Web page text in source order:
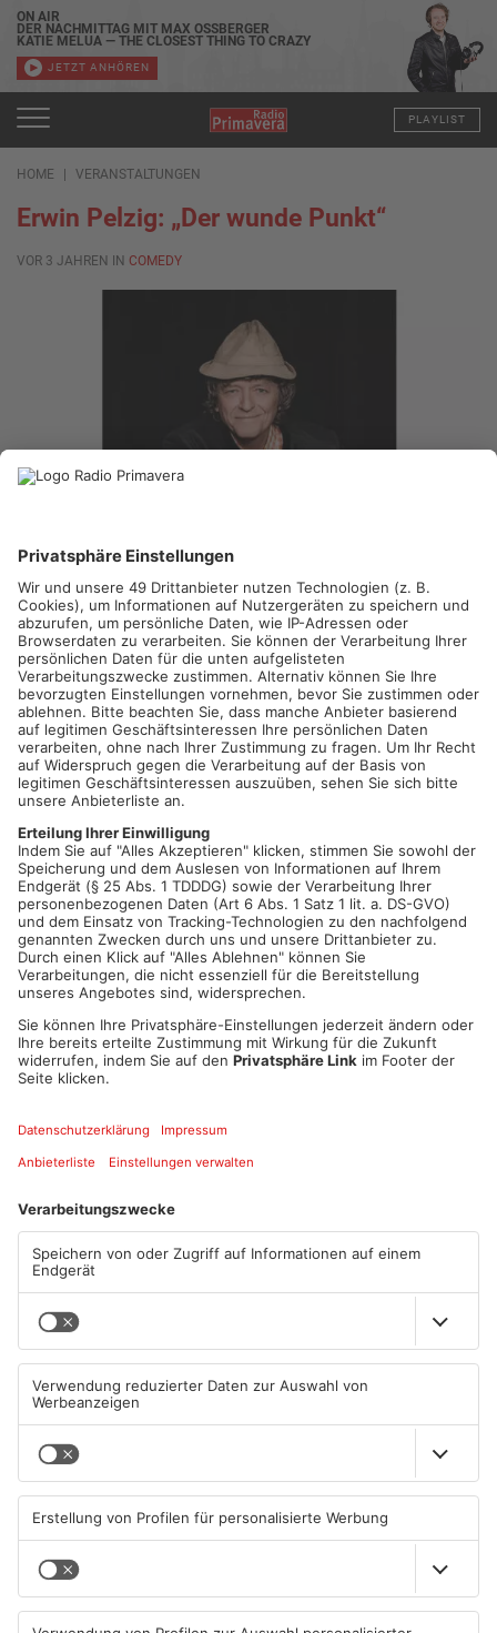
ON AIR
DER NACHMITTAG MIT MAX OSSBERGER
KATIE MELUA — THE CLOSEST THING TO CRAZY
JETZT ANHÖREN
PLAYLIST
HOME VERANSTALTUNGEN
Erwin Pelzig: „Der wunde Punkt“
VOR 3 JAHREN IN COMEDY
Erwin Pelzig, Hartmut und Dr. Göbel sind wieder da! Mitten im
Corona-Sommer 2021 feierte Frank-Markus Barwasser die
Premiere von „Der Wunde Punkt“ Aber welchen wunden Punkt
hat Erwin Pelzig diesmal ausgemacht? Was treibt ihn um?
Frank-Markus Barwasser lieferte einen ersten Vorgeschmack
in seiner neuen Sendung: „Beim Pelzig auf der Bank“ in 3-SAT.
Noch besser ist er aber LIVE! Zu erleben am 18. Juni 2023 im
BÜRGERZENTRUM Elsenfeld.
“Der Mensch ist weder die Krone der Schöpfung, noch der
Mittelpunkt des Universums. Und der Homo Sapiens ist im
Grunde auch nur ein triebgesteuerter Affe, der nichts im Griff
hat. Sigmund Freud hielt diese bitteren Erkenntnisse für die
drei großen Kränkungen der Menschheit.”
Seit Freud sind noch ein paar Kränkungen mehr entdeckt
worden. Und die Corona-Krise beweist erneut die maßlose
Selbstüberschätzung des Menschen. Vor allem legt sie die
größte Kränkung offen: des Menschen Sterblichkeit. Wird
Künstliche Intelligenz helfen, die Sterblichkeit abzuschaffen?
Oder wird Künstliche Intelligenz nicht überhaupt die Mutter
aller Kränkungen, weil sie den Homo Sapiens zum Statisten
rechtfertigen, will Frank-Markus Barwasser in seinem neuen
Kabarettprogramm “Der wunde Punkt” aufzeigen. Dafür schickt
Zuversicht nicht auf der Strecke bleibt.
Datum und Uhrzeit
So. 18. Juni 2023, 18:00 Uhr - So. 18. Juni 2023, 21:30 Uhr
ICAL GOOGLE YAHOO
Standort
Bürgerzentrum Elsenfeld
63820 Elsenfeld